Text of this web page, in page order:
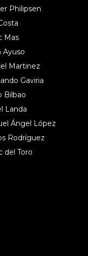
Philipsen
Mas
Ayuso
Martinez
Gaviria
Bilbao
Landa
Ángel López
Rodríguez
del Toro